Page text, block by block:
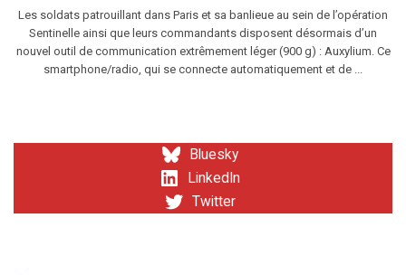
Les soldats patrouillant dans Paris et sa banlieue au sein de l’opération
Sentinelle ainsi que leurs commandants disposent désormais d’un
nouvel outil de communication extrêmement léger (900 g) : Auxylium. Ce
smartphone/radio, qui se connecte automatiquement et de ...
Bluesky
LinkedIn
Twitter